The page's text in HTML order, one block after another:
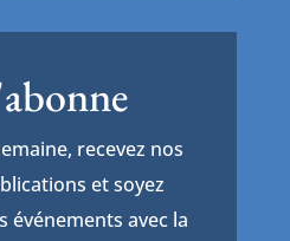
recevez nos
et soyez
événements avec la